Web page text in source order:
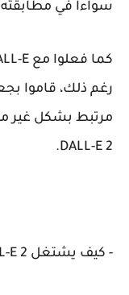
سواءا في
DALL-E 2.
- كيف يشتغل DALL-E 2